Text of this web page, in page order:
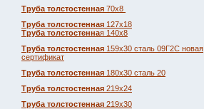
Труба толстостенная 70х8
Труба толстостенная 127х18
Труба толстостенная 140х8
Труба толстостенная 159х30 сталь 09Г2С новая
сертификат
Труба толстостенная 180х30 сталь 20
Труба толстостенная 219х24
Труба толстостенная 219х30